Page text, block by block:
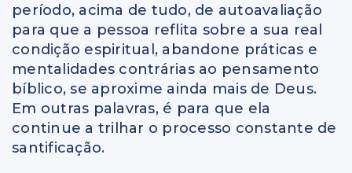
período, acima de tudo, de autoavaliação
para que a pessoa reflita sobre a sua real
condição espiritual, abandone práticas e
mentalidades contrárias ao pensamento
bíblico, se aproxime ainda mais de Deus.
Em outras palavras, é para que ela
continue a trilhar o processo constante de
santificação.